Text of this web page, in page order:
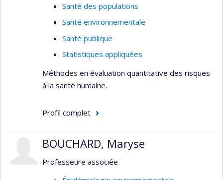
Santé des populations
Santé environnementale
Santé publique
Statistiques appliquées
Méthodes en évaluation quantitative des risques
à la santé humaine.
Profil complet
BOUCHARD, Maryse
Professeure associée